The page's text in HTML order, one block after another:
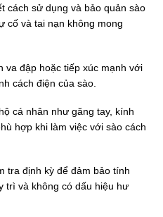
cách sử dụng và bảo quản sào
cố và tai nạn không mong
va đập hoặc tiếp xúc mạnh với
cách điện của sào.
cá nhân như găng tay, kính
hợp khi làm việc với sào cách
tra định kỳ để đảm bảo tính
trì và không có dấu hiệu hư